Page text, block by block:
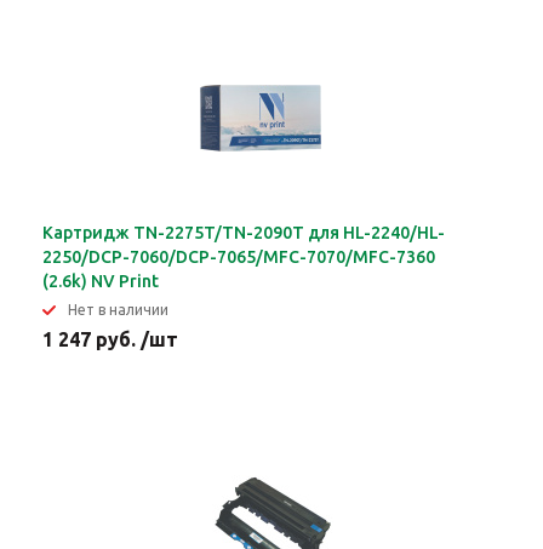
Картридж TN-2275T/TN-2090T для HL-2240/HL-
2250/DCP-7060/DCP-7065/MFC-7070/MFC-7360
(2.6k) NV Print
Нет в наличии
1 247 руб. /шт